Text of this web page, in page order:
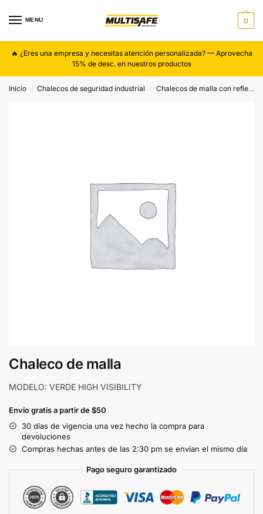
MENU 0
🔥 ¿Eres una empresa y necesitas atención personalizada? — Aprovecha
15% de desc. en nuestros productos
Inicio / Chalecos de seguridad industrial / Chalecos de malla con reflejante plástico
Chaleco de malla
MODELO: VERDE HIGH VISIBILITY
Envío gratis a partir de $50
30 días de vigencia una vez hecho la compra para
devoluciones
Compras hechas antes de las 2:30 pm se envían el mismo día
Pago seguro garantizado